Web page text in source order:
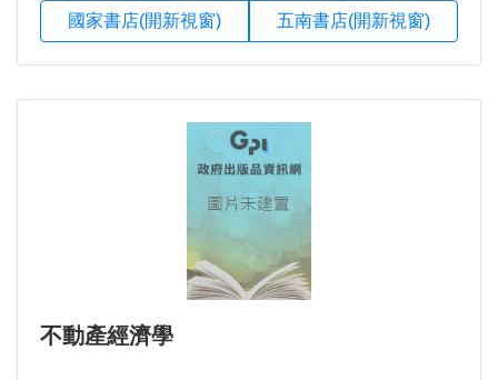
國家書店(開新視窗) 五南書店(開新視窗)
不動產經濟學